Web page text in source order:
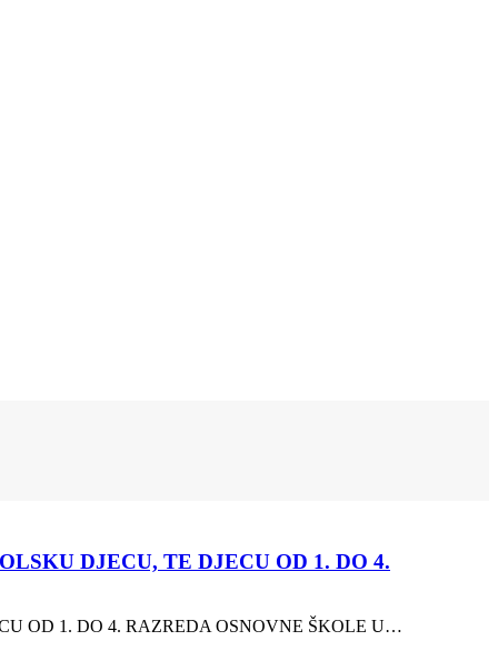
DJECU, TE DJECU OD 1. DO 4.
OD 1. DO 4. RAZREDA OSNOVNE ŠKOLE U…